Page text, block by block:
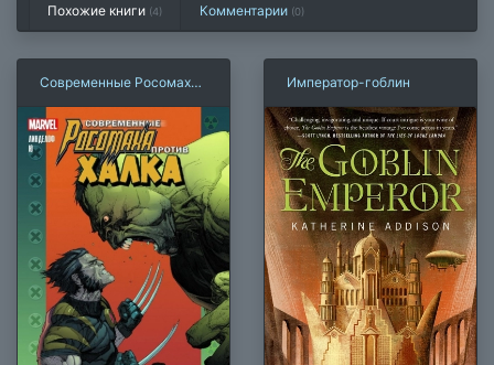
Похожие книги (4) Комментарии (0)
Современные Росомаха
Император-гоблин